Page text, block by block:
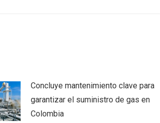
Concluye mantenimiento clave para
garantizar el suministro de gas en
Colombia